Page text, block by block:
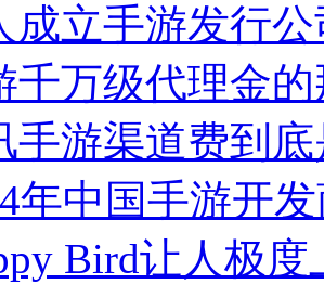
成立手游发行
千万级代理金
手游渠道费到
年中国手游开
Bird让人极